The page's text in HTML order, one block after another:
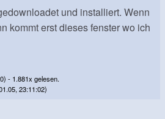
und installiert. Wenn
kommt erst dieses fenster wo ich
- 1.881x gelesen.
23:11:02)